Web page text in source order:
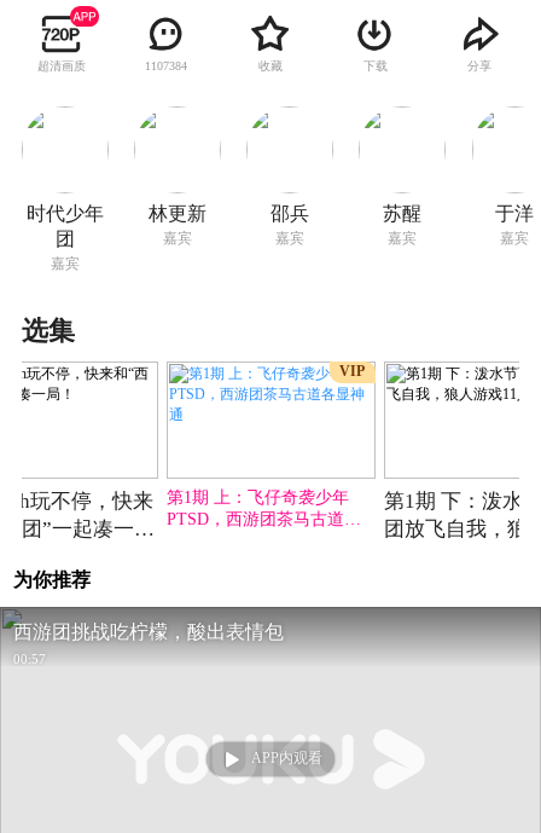
梦想成真。代际反差+炸裂团魂，打造超燃西游攻
略！
超清画质 1107384 收藏 下载 分享
时代少年
团
嘉宾
林更新
嘉宾
邵兵
嘉宾
苏醒
嘉宾
于洋
嘉宾
选集
玩不停，快来
团”一起凑一
VIP
第1期 上：飞仔奇袭少年
PTSD，西游团茶马古道各
第1期 下：泼水
团放飞自我，狼
为你推荐
西游团挑战吃柠檬，酸出表情包
00:57
APP内观看